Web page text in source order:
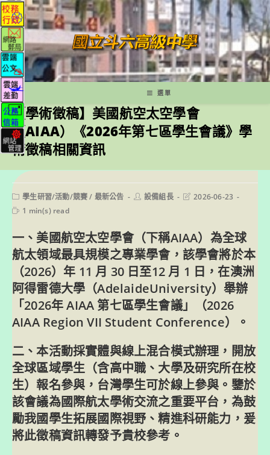
跳
轉
至
主
要
內
容
選單
【學術徵稿】美國航空太空學會
（AIAA）《2026年第七區學生會議》學
術徵稿相關資訊
Post
category:
學生研習/活動/競賽 / 最新公告
Post設備組長
Post2026-06-23
Reading
1 min(s) read
一、美國航空太空學會（下稱AIAA）為全球
航太領域最具規模之專業學會，該學會將於本
（2026）年 11 月 30 日至12 月 1 日，在澳洲
阿得雷德大學（AdelaideUniversity）舉辦
「2026年 AIAA 第七區學生會議」（2026
AIAA Region VII Student Conference）。
二、本活動採實體與線上混合模式辦理，開放
全球區域學生（含高中職、大學及研究所在校
生）報名參與，台灣學生可於線上參與。鑒於
該會議為國際航太學術交流之重要平台，為鼓
勵我國學生拓展國際視野、精進科研能力，爰
將此徵稿資訊轉發予貴校參考。